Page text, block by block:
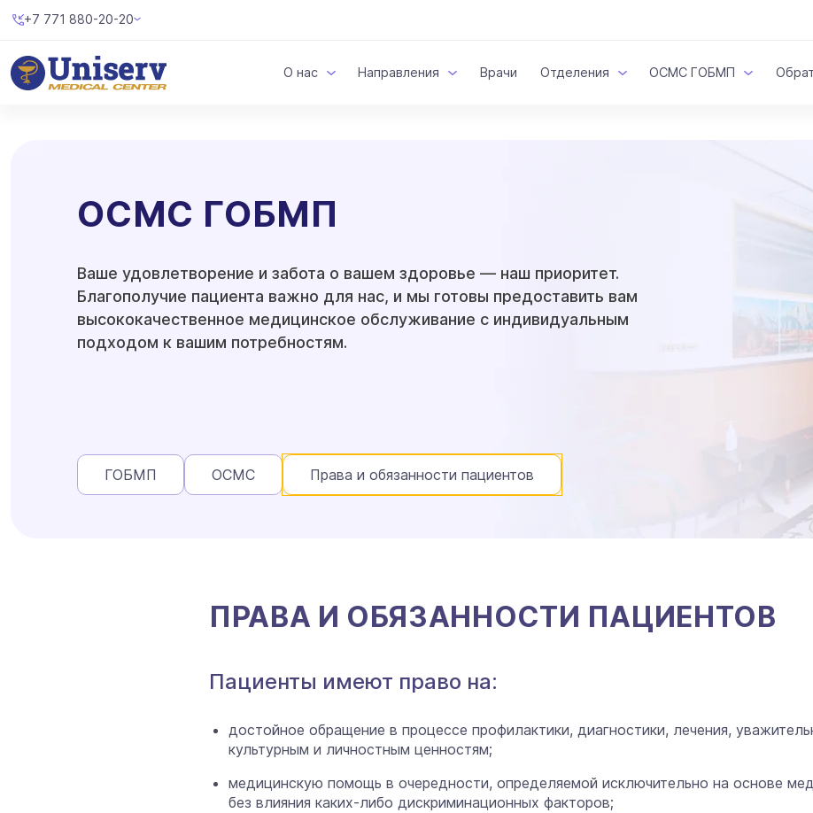
+7 771 880-20-20
О нас Направления Врачи Отделения ОСМС ГОБМП
ОСМС ГОБМП
Ваше удовлетворение и забота о вашем здоровье — наш приоритет.
Благополучие пациента важно для нас, и мы готовы предоставить вам
высококачественное медицинское обслуживание с индивидуальным
подходом к вашим потребностям.
ГОБМП ОСМС Права и обязанности пациентов
ПРАВА И ОБЯЗАННОСТИ ПАЦИЕНТОВ
Пациенты имеют право на:
достойное обращение в процессе профилактики, диагностики, лечения,
культурным и личностным ценностям;
медицинскую помощь в очередности, определяемой исключительно на основе
без влияния каких-либо дискриминационных факторов;